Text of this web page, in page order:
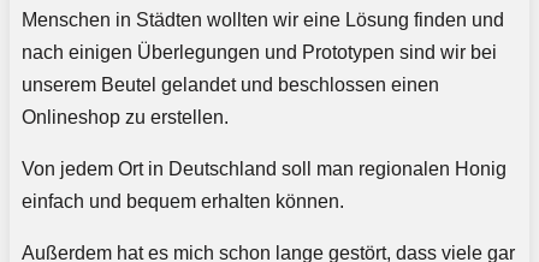
Menschen in Städten wollten wir eine Lösung finden und
nach einigen Überlegungen und Prototypen sind wir bei
unserem Beutel gelandet und beschlossen einen
Onlineshop zu erstellen.
Von jedem Ort in Deutschland soll man regionalen Honig
einfach und bequem erhalten können.
Außerdem hat es mich schon lange gestört, dass viele gar